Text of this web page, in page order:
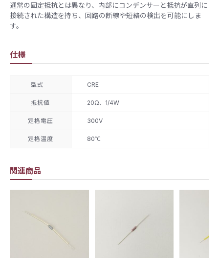
関連商品
通常の固定抵抗とは異なり、内部にコンデンサーと抵抗が直列に
接続された構造を持ち、回路の断線や短絡の検出を可能にしま
す。
仕様
型式 CRE
抵抗値 20Ω、1/4W
定格電圧 300V
定格温度 80℃